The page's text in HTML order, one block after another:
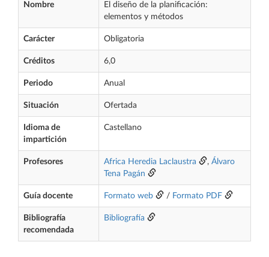
Nombre
El diseño de la planificación:
elementos y métodos
Carácter Obligatoria
Créditos 6,0
Periodo Anual
Situación Ofertada
Idioma de
impartición
Castellano
Profesores Africa Heredia Laclaustra , Álvaro
Tena Pagán
Guía docente Formato web / Formato PDF
Bibliografía
recomendada
Bibliografía